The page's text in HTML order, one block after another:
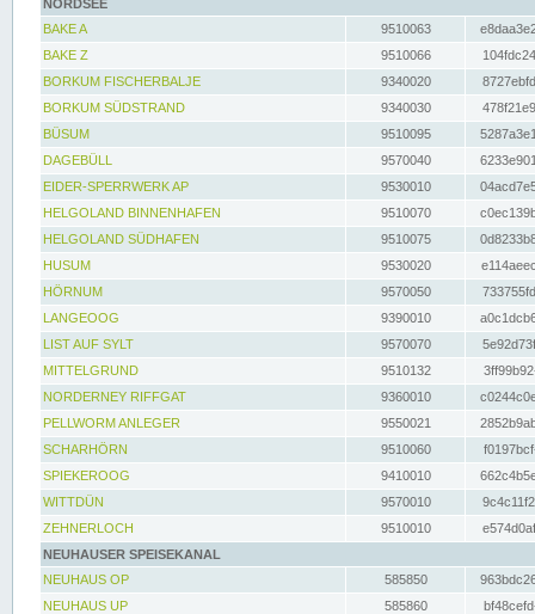
NORDSEE
BAKE A
9510063
BAKE Z
9510066
BORKUM FISCHERBALJE
9340020
BORKUM SÜDSTRAND
9340030
BÜSUM
9510095
DAGEBÜLL
9570040
EIDER-SPERRWERK AP
9530010
HELGOLAND BINNENHAFEN
9510070
HELGOLAND SÜDHAFEN
9510075
HUSUM
9530020
HÖRNUM
9570050
LANGEOOG
9390010
LIST AUF SYLT
9570070
MITTELGRUND
9510132
NORDERNEY RIFFGAT
9360010
PELLWORM ANLEGER
9550021
SCHARHÖRN
9510060
SPIEKEROOG
9410010
WITTDÜN
9570010
ZEHNERLOCH
9510010
NEUHAUSER SPEISEKANAL
NEUHAUS OP
585850
NEUHAUS UP
585860